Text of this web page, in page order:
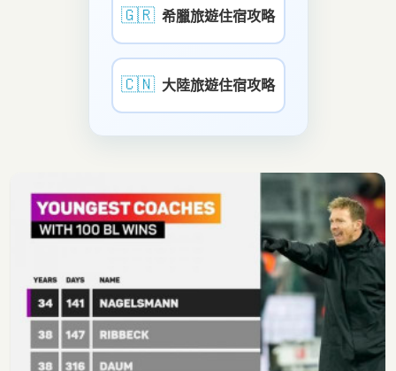
🇬🇷 希臘旅遊住宿攻略
🇨🇳 大陸旅遊住宿攻略